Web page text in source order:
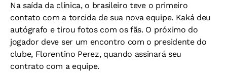
Na saída da clínica, o brasileiro teve o primeiro
contato com a torcida de sua nova equipe. Kaká deu
autógrafo e tirou fotos com os fãs. O próximo do
jogador deve ser um encontro com o presidente do
clube, Florentino Perez, quando assinará seu
contrato com a equipe.